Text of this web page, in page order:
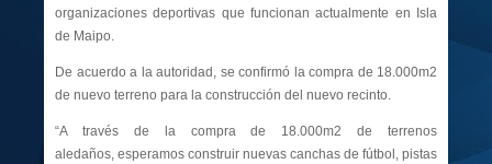
organizaciones deportivas que funcionan actualmente en Isla
de Maipo.
De acuerdo a la autoridad, se confirmó la compra de 18.000m2
de nuevo terreno para la construcción del nuevo recinto.
“A través de la compra de 18.000m2 de terrenos
aledaños, esperamos construir nuevas canchas de fútbol, pistas